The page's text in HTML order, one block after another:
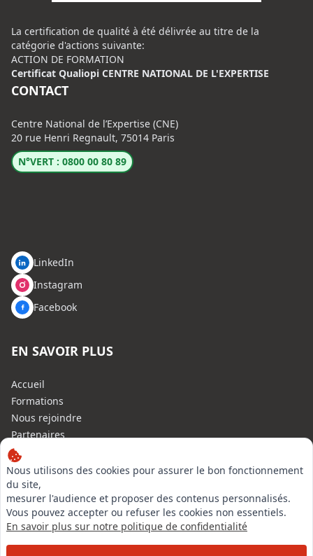
Nous utilisons des cookies pour assurer le bon fonctionnement
du site,
mesurer l'audience et proposer des contenus personnalisés.
Vous pouvez accepter ou refuser les cookies non essentiels.
En savoir plus sur notre politique de confidentialité
La certification de qualité à été délivrée au titre de la
catégorie d'actions suivante:
ACTION DE FORMATION
Certificat Qualiopi CENTRE NATIONAL DE L'EXPERTISE
CONTACT
Centre National de l’Expertise (CNE)
20 rue Henri Regnault, 75014 Paris
N°VERT : 0800 00 80 89
LinkedIn
Instagram
Facebook
EN SAVOIR PLUS
Accueil
Formations
Nous rejoindre
Partenaires
Autres missions
Le C.N.E.
Membre IVSC
Logiciel
L’Expert
Tarifs